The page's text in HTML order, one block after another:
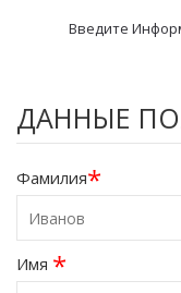
Введите
ДАННЫЕ
Фамилия*
Имя *